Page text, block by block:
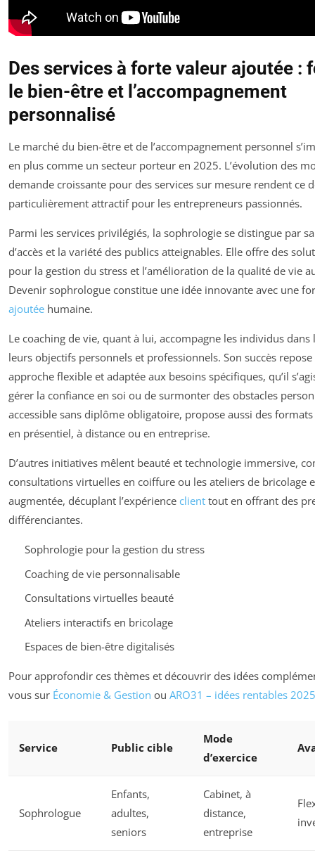
Des services à forte valeur ajoutée :
le bien-être et l’accompagnement
personnalisé
Le marché du bien-être et de l’accompagnement personnel
en plus comme un secteur porteur en 2025. L’évolution des
demande croissante pour des services sur mesure rendent ce
particulièrement attractif pour les entrepreneurs passionnés.
Parmi les services privilégiés, la sophrologie se distingue par
d’accès et la variété des publics atteignables. Elle offre des
pour la gestion du stress et l’amélioration de la qualité de vie
Devenir sophrologue constitue une idée innovante avec une
ajoutée humaine.
Le coaching de vie, quant à lui, accompagne les individus
leurs objectifs personnels et professionnels. Son succès
approche flexible et adaptée aux besoins spécifiques, qu’il
gérer la confiance en soi ou de surmonter des obstacles
accessible sans diplôme obligatoire, propose aussi des formats
en présentiel, à distance ou en entreprise.
D’autres initiatives mêlent beauté et technologie immersive,
consultations virtuelles en coiffure ou les ateliers de bricolage
augmentée, décuplant l’expérience client tout en offrant des
différenciantes.
Sophrologie pour la gestion du stress
Coaching de vie personnalisable
Consultations virtuelles beauté
Ateliers interactifs en bricolage
Espaces de bien-être digitalisés
Pour approfondir ces thèmes et découvrir des idées
vous sur Économie & Gestion ou ARO31 – idées rentables 2025
Service Public cible
Mode
d’exercice
Sophrologue
Enfants,
adultes,
seniors
Cabinet, à
distance,
entreprise